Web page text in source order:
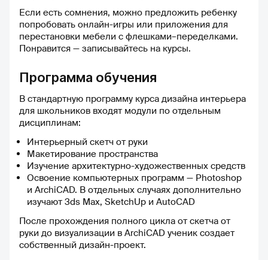
связи даёт возможность
вовремя исправить ошибки и
двигаться дальше с
уверенностью. 💻 Пользоваться
комфортно. Простота
интерфейса и ясная структура
позволяют сосредоточиться
исключительно на учёбе, без
лишней траты времени на
теста. ❤️ Больше всего радует
качество и глубина учебных
материалов. После занятий на
Учёба.ру чувствуешь
уверенность в собственных
силах и готовность сдавать
экзамены. 🔧 Что касается
улучшений, хотелось бы видеть
чуть больше интерактива в
Если есть сомнения, можно предложить ребенку
попробовать онлайн-игры или приложения для
перестановки мебели с флешками–переделками.
Понравится — записывайтесь на курсы.
Программа обучения
В стандартную программу курса дизайна интерьера
для школьников входят модули по отдельным
дисциплинам:
Интерьерный скетч от руки
Макетирование пространства
Изучение архитектурно-художественных средств
Освоение компьютерных программ — Photoshop
и ArchiCAD. В отдельных случаях дополнительно
изучают 3ds Max, SketchUp и AutoCAD
После прохождения полного цикла от скетча от
руки до визуализации в ArchiCAD ученик создает
собственный дизайн-проект.